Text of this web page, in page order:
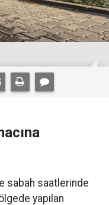
sabah saatlerinde
yapılan